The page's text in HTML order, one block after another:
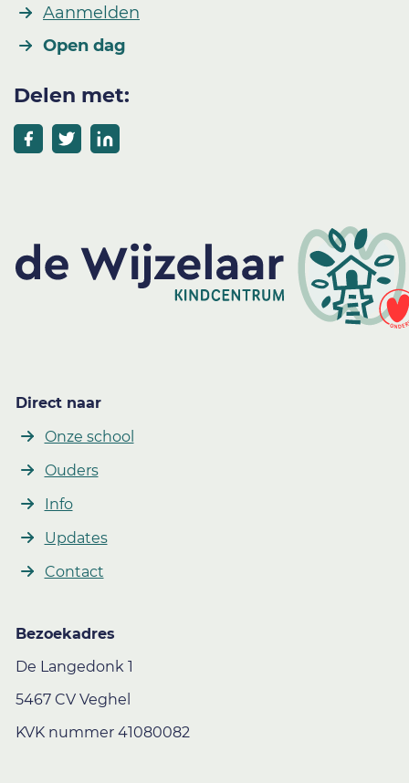
Aanmelden
Open dag
Delen met:
Direct naar
Onze school
Ouders
Info
Updates
Contact
Bezoekadres
De Langedonk 1
5467 CV Veghel
KVK nummer 41080082